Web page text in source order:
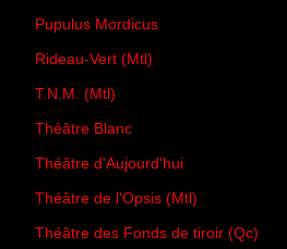
Pupulus Mordicus
Rideau-Vert (Mtl)
T.N.M. (Mtl)
Théâtre Blanc
Théâtre d'Aujourd'hui
Théâtre de l'Opsis (Mtl)
Théâtre des Fonds de tiroir (Qc)